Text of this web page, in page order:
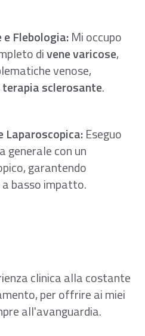
Flebologia:Mi occupo
divene varicose,
venose,
terapia sclerosante.
Laparoscopica:Eseguo
generale con un
garantendo
basso impatto.
clinica alla costante
per offrire ai miei
all'avanguardia.